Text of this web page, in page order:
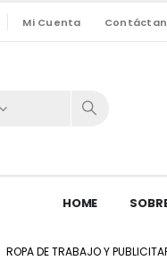
Mi Cuenta
HOME
ROPA DE TRABAJO Y